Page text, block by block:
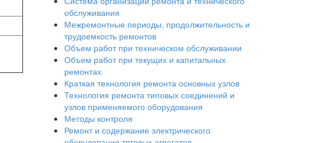
обслуживания
Межремонтные периоды, продолжительность и
трудоемкость ремонтов
Объем работ при техническом обслуживании
Объем работ при текущих и капитальных
ремонтах
Краткая технология ремонта основных узлов
Технология ремонта типовых соединений и
узлов применяемого оборудования
Методы контроля
Ремонт и содержание электрического